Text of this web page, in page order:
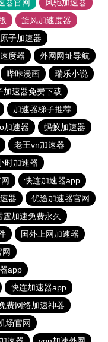
器官网
风驰加速器
旋风加速度器
原子加速器
度器
外网网址导航
哔咔漫画
瑞乐小说
加速器免费下载
加速器梯子推荐
加速器
蚂蚁加速器
老王vn加速器
时加速器
快连加速器app
器
优途加速器官网
霆加速免费永久
国外上网加速器
网
app
快连加速器app
费网络加速神器
场官网